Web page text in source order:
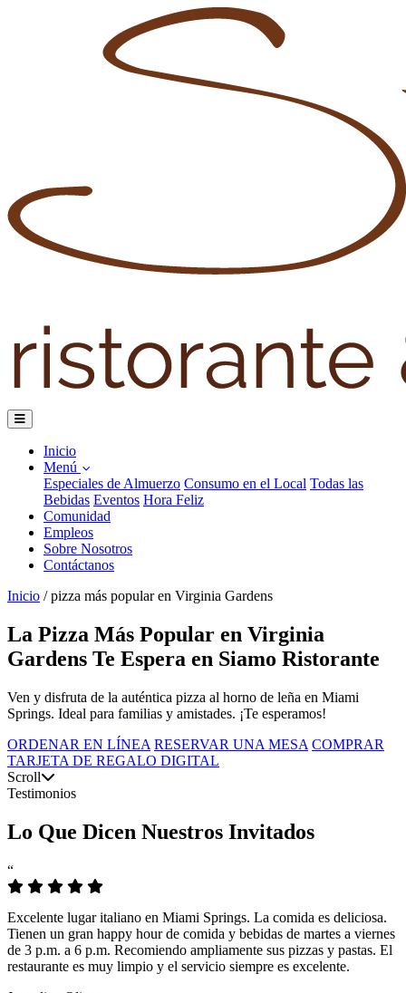
Inicio
Menú
Especiales de Almuerzo Consumo en el Local Todas las
Bebidas Eventos Hora Feliz
Comunidad
Empleos
Sobre Nosotros
Contáctanos
Inicio / pizza más popular en Virginia Gardens
La Pizza Más Popular en Virginia
Gardens Te Espera en Siamo Ristorante
Ven y disfruta de la auténtica pizza al horno de leña en Miami
Springs. Ideal para familias y amistades. ¡Te esperamos!
ORDENAR EN LÍNEA RESERVAR UNA MESA COMPRAR
TARJETA DE REGALO DIGITAL
Scroll
Testimonios
Lo Que Dicen Nuestros Invitados
“
Excelente lugar italiano en Miami Springs. La comida es deliciosa.
Tienen un gran happy hour de comida y bebidas de martes a viernes
de 3 p.m. a 6 p.m. Recomiendo ampliamente sus pizzas y pastas. El
restaurante es muy limpio y el servicio siempre es excelente.